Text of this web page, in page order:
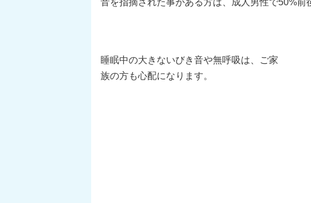
音を指摘された事がある方は、成人男性で50%前
睡眠中の大きないびき音や無呼吸は、ご家
族の方も心配になります。